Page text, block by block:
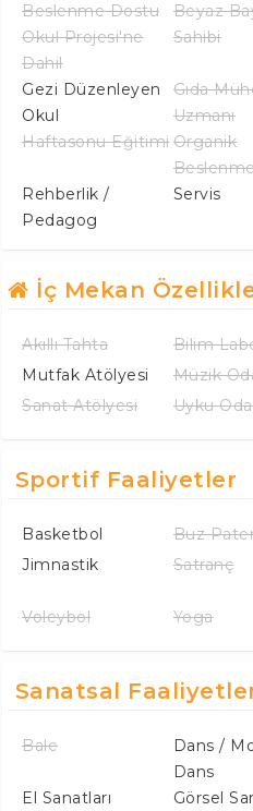
Beslenme Dostu
Okul Projesi'ne
Dahil
Beyaz
Sahibi
Gezi Düzenleyen
Okul
Gıda
Uzmanı
Haftasonu EğitimiOrganik
Rehberlik /
Pedagog
Servis
İç Mekan
Akıllı Tahta Bilim
Mutfak Atölyesi
Müzik
Sanat Atölyesi
Uyku
Sportif Faaliyetler
Basketbol Buz
Jimnastik
Satranç
Voleybol
Yoga
Sanatsal
Bale
Dans /
Dans
El Sanatları Görsel